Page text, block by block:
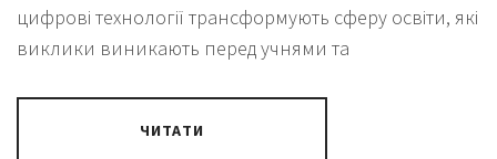
цифрові технології трансформують сферу освіти, які
виклики виникають перед учнями та
ЧИТАТИ